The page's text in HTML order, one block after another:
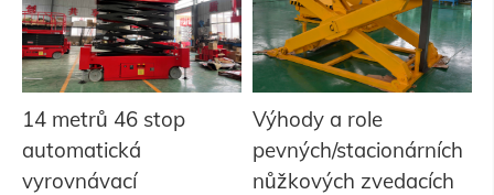
14 metrů 46 stop
automatická
vyrovnávací
Výhody a role
pevných/stacionárních
nůžkových zvedacích